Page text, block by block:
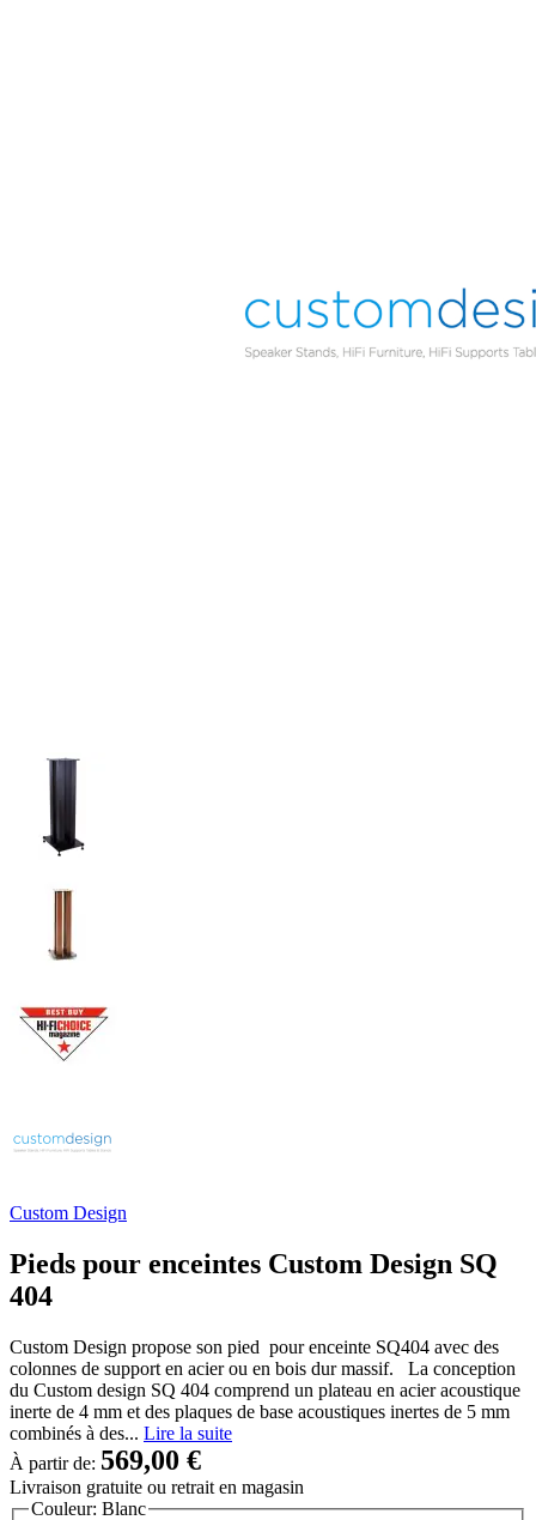
Custom Design
Pieds pour enceintes Custom Design SQ
404
Custom Design propose son pied pour enceinte SQ404 avec des
colonnes de support en acier ou en bois dur massif. La conception
du Custom design SQ 404 comprend un plateau en acier acoustique
inerte de 4 mm et des plaques de base acoustiques inertes de 5 mm
combinés à des... Lire la suite
À partir de: 569,00 €
Livraison gratuite ou retrait en magasin
Couleur: Blanc